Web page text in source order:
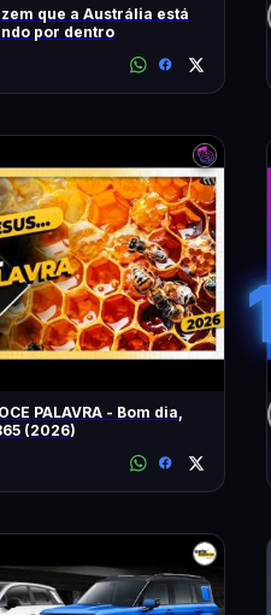
que a Austrália está
por dentro
PALAVRA - Bom dia,
(2026)